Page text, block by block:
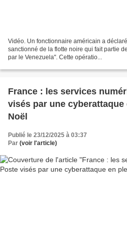
Vidéo. Un fonctionnaire américain a
sanctionné de la flotte noire qui fait partie
par le Venezuela". Cette opératio...
France : les services
visés par une
Noël
Publié le 23/12/2025 à 03:37
Par (voir l'article)